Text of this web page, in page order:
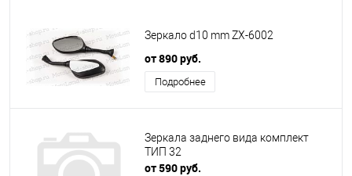
Зеркало d10 mm ZX-6002
от 890 руб.
Подробнее
Зеркала заднего вида комплект
ТИП 32
от 590 руб.